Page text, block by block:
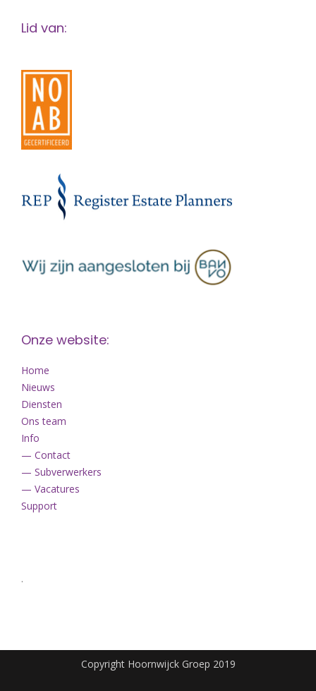
Lid van:
Onze website:
Home
Nieuws
Diensten
Ons team
Info
— Contact
— Subverwerkers
— Vacatures
Support
.
Copyright Hoornwijck Groep 2019